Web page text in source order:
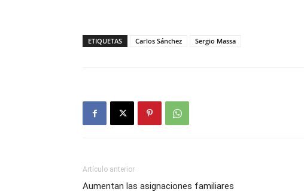
ETIQUETAS Carlos Sánchez Sergio Massa
Artículo anterior
Aumentan las asignaciones familiares